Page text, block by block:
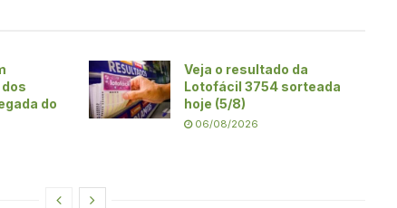
do
Veja o resultado da
Lotofácil 3754 sorteada
hoje (5/8)
06/08/2026